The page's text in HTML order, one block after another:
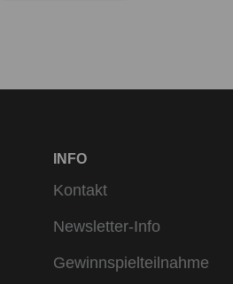
INFO
Kontakt
Newsletter-Info
Gewinnspielteilnahme